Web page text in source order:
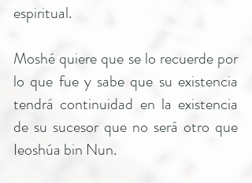
espiritual.
Moshé quiere que se lo recuerde por
lo que fue y sabe que su existencia
tendrá continuidad en la existencia
de su sucesor que no será otro que
Ieoshúa bin Nun.